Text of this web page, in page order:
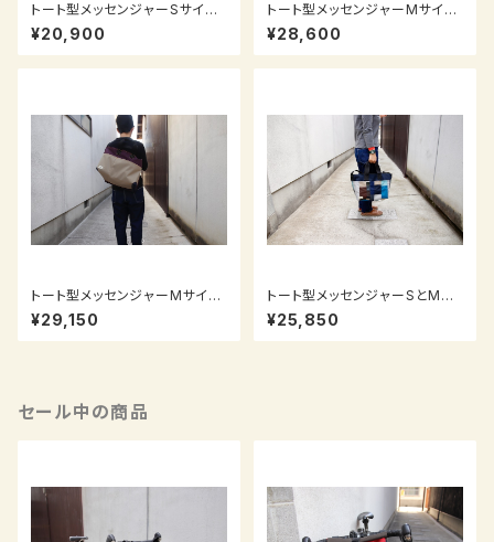
トート型メッセンジャーSサイ
ズ ピンク×チャコールグレー
¥20,900
トート型メッセンジャーMサイ
ズ ポケットツギハギ右掛け
¥28,600
トート型メッセンジャーMサイ
ズ 紫×ベージュ
¥29,150
トート型メッセンジャーSとMの
間のサイズ ポケットツギハギ
¥25,850
セール中の商品